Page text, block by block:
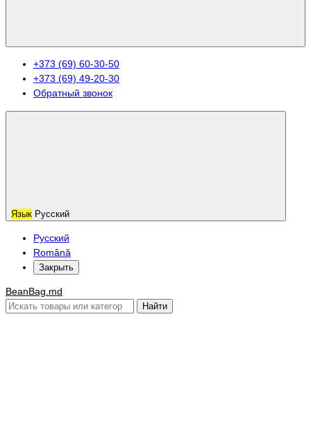
+373 (69) 60-30-50
+373 (69) 49-20-30
Обратный звонок
Язык Русский
Русский
Română
Закрыть
BeanBag.md
Найти